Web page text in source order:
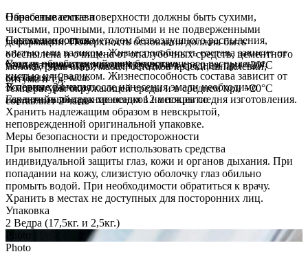
Обрабатываемые поверхности должны быть сухими,
чистыми, прочными, плотными и не подверженными
деформации. Поверхность основания должна быть
обеспылена и очищена от опалубочных средств, цементного
молока, ржавчины, масел, остатков краски, шпаклёвки,
битума и т.д.
Нанесение состава
Состав наносится методом безвоздушного распыления,
кистью или валиком. Жизнеспособность состава зависит от
температуры окружающей среды и в среднем при +20°С
составляет 2 часа.
Нанесение состава
Состав наносится методом безвоздушного распыления,
кистью или валиком. Жизнеспособность состава зависит от
температуры окружающей среды и в среднем при +20°С
составляет 2 часа.
Уход за обработанной поверхностью
В первые 24 часа после нанесения эмали необходимо
исключить попадание осадков на покрытие.
Условия хранения
Гарантийный срок хранения 12 месяцев со дня изготовления.
Хранить надлежащим образом в невскрытой,
неповрежденной оригинальной упаковке.
Меры безопасности и предосторожности
При выполнении работ использовать средства
индивидуальной защиты глаз, кожи и органов дыхания. При
попадании на кожу, слизистую оболочку глаз обильно
промыть водой. При необходимости обратиться к врачу.
Хранить в местах не доступных для посторонних лиц.
Упаковка
2 Ведра (17,5кг. и 2,5кг.)
Photo
Photo